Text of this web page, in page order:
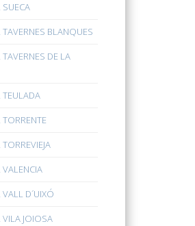
BLANQUES
DE LA
D´UIXÓ
JOIOSA